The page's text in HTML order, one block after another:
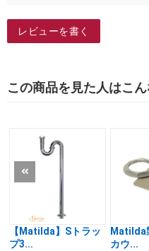
レビューを書く
この商品を見た人はこ
【Matilda】Sトラッ
プ3...
Matilda
カウ...